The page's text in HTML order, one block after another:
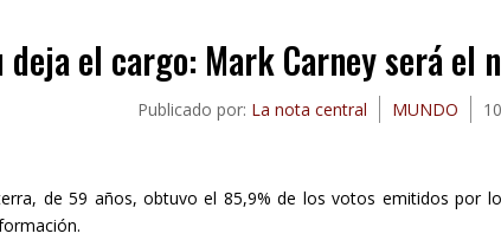
deja el cargo: Mark Carney será el
Publicado por: La nota central MUNDO
de 59 años, obtuvo el 85,9% de los votos emitidos por